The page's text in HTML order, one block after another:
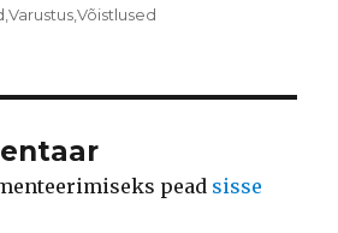
,Varustus,Võistlused
pead sisse